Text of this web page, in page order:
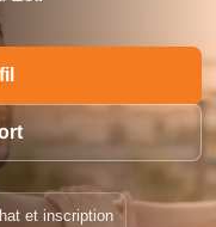
et inscription